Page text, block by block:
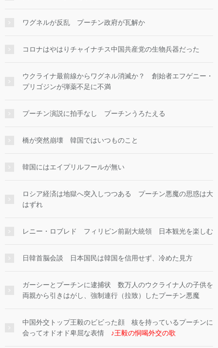
ワグネルが反乱 プーチン政府が瓦解か
コロナはやはりチャイナチス中国共産党の生物兵器だった
ウクライナ最前線からワグネル消滅か？ 創始者エフゲニー・
プリゴジンが弾薬不足に不満
プーチン演説に拍手なし プーチンうろたえる
橋が突然崩壊 韓国ではいつものこと
韓国にはエイプリルフールが無い
ロシア経済は地獄へ突入しつつある プーチン悪魔の思惑は大
はずれ
レニー・ロブレド フィリピン前副大統領 日本観光を楽しむ
日韓首脳会談 日本国民は韓国を信用せず、冷めた見方
ガーシーとプーチンに逮捕状 数万人のウクライナ人の子供を
両親から引きはがし、強制連行（拉致）したプーチン悪魔
中国外交トップ王毅のビビった顔 核を持っているプーチンに
会ってオドオド卑屈な表情 ♪王毅の恫喝外交の歌